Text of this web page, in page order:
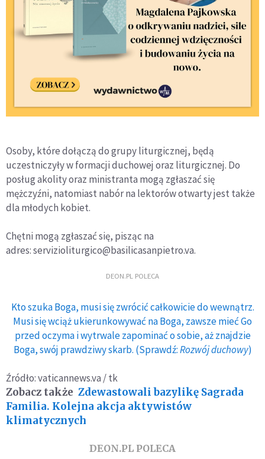
Osoby, które dołączą do grupy liturgicznej, będą
uczestniczyły w formacji duchowej oraz liturgicznej. Do
posług akolity oraz ministranta mogą zgłaszać się
mężczyźni, natomiast nabór na lektorów otwarty jest także
dla młodych kobiet.
Chętni mogą zgłaszać się, pisząc na
adres: servizioliturgico@basilicasanpietro.va.
DEON.PL POLECA
Kto szuka Boga, musi się zwrócić całkowicie do wewnątrz.
Musi się wciąż ukierunkowywać na Boga, zawsze mieć Go
przed oczyma i wytrwale zapominać o sobie, aż znajdzie
Boga, swój prawdziwy skarb. (Sprawdź:Rozwój duchowy)
Źródło: vaticannews.va / tk
Zobacz także Zdewastowali bazylikę Sagrada
Familia. Kolejna akcja aktywistów
klimatycznych
DEON.PL POLECA